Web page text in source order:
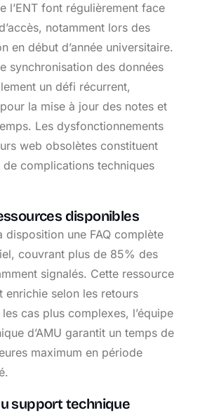
l’ENT font régulièrement face
notamment lors des
en début d’année universitaire.
synchronisation des données
un défi récurrent,
la mise à jour des notes et
Les dysfonctionnements
web obsolètes constituent
de complications techniques
disponibles
disposition une FAQ complète
couvrant plus de 85% des
signalés. Cette ressource
enrichie selon les retours
cas plus complexes, l’équipe
d’AMU garantit un temps de
maximum en période
support technique